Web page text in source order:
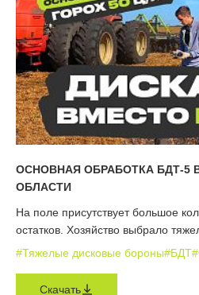
ОСНОВНАЯ ОБРАБОТКА БДТ-5
ОБЛАСТИ
На поле присутствует большое
остатков. Хозяйство выбрало
#Тяжелые дисковые бороны#БДТ
Скачать